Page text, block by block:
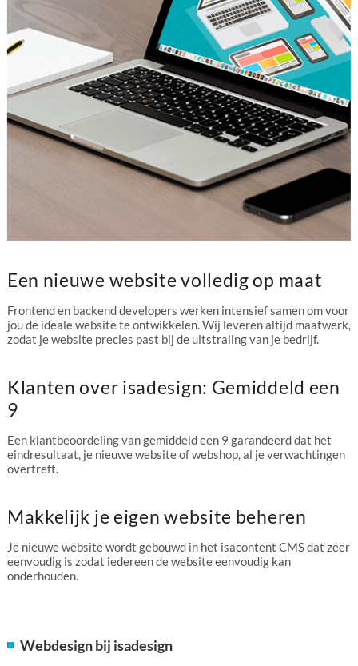
Een nieuwe website volledig op maat
Frontend en backend developers werken intensief samen om voor
jou de ideale website te ontwikkelen. Wij leveren altijd maatwerk,
zodat je website precies past bij de uitstraling van je bedrijf.
Klanten over isadesign: Gemiddeld een
9
Een klantbeoordeling van gemiddeld een 9 garandeerd dat het
eindresultaat, je nieuwe website of webshop, al je verwachtingen
overtreft.
Makkelijk je eigen website beheren
Je nieuwe website wordt gebouwd in het isacontent CMS dat zeer
eenvoudig is zodat iedereen de website eenvoudig kan
onderhouden.
Webdesign bij isadesign